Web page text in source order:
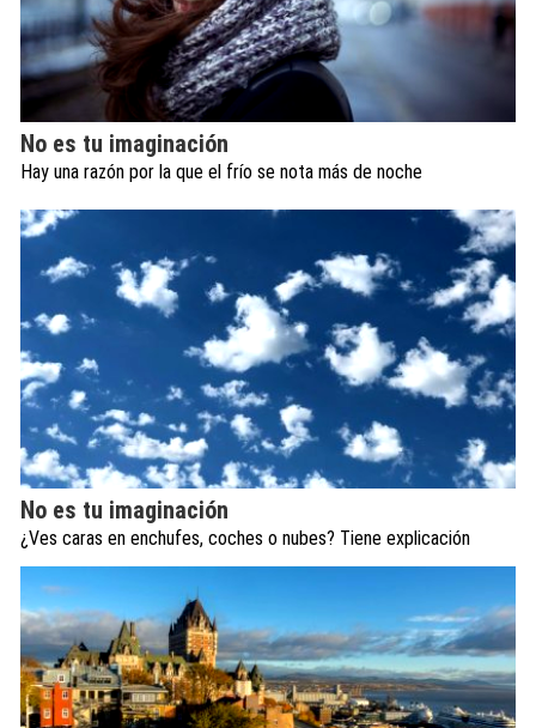
No es tu imaginación
Hay una razón por la que el frío se nota más de noche
No es tu imaginación
¿Ves caras en enchufes, coches o nubes? Tiene explicación